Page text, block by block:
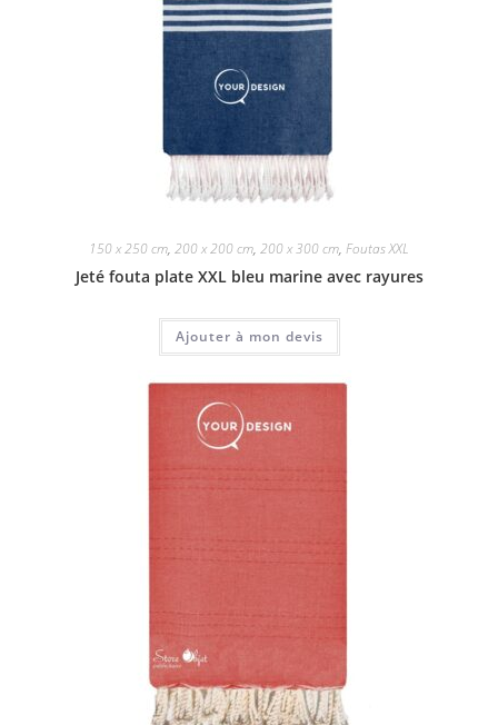
150 x 250 cm, 200 x 200 cm, 200 x 300 cm, Foutas XXL
Jeté fouta plate XXL bleu marine avec rayures
Ajouter à mon devis